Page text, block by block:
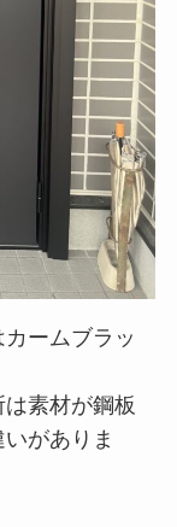
ームブラッ
素材が鋼板
がありま